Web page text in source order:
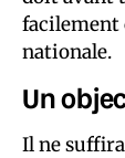
facilement
nationale.
Un
Il ne